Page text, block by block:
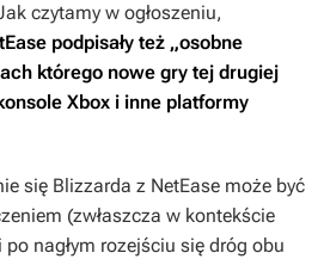
czytamy w ogłoszeniu,
podpisały też „osobne
którego nowe gry tej drugiej
Xbox i inne platformy
się Blizzarda z NetEase może być
(zwłaszcza w kontekście
po nagłym rozejściu się dróg obu